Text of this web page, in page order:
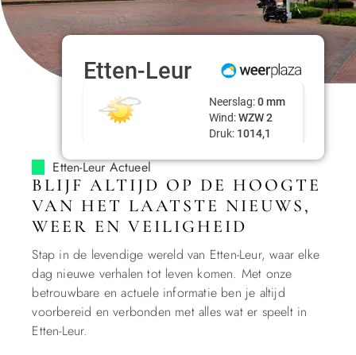
Etten-Leur Actueel
BLIJF ALTIJD OP DE HOOGTE
VAN HET LAATSTE NIEUWS,
WEER EN VEILIGHEID
Stap in de levendige wereld van Etten-Leur, waar elke
dag nieuwe verhalen tot leven komen. Met onze
betrouwbare en actuele informatie ben je altijd
voorbereid en verbonden met alles wat er speelt in
Etten-Leur.